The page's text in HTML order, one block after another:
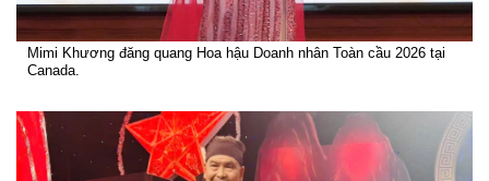
Mimi Khương đăng quang Hoa hậu Doanh nhân Toàn cầu 2026 tại
Canada.